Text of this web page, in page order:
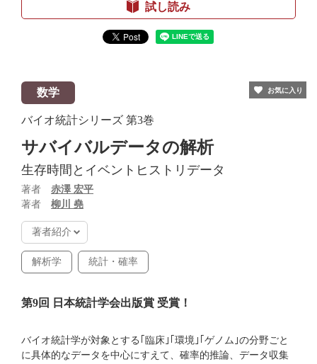
試し読み
数学
バイオ統計シリーズ 第3巻
サバイバルデータの解析
生存時間とイベントヒストリデータ
著者 赤澤 宏平
著者 柳川 堯
著者紹介
解析学 統計・確率
第9回 日本統計学会出版賞 受賞！
バイオ統計学が対象とする｢臨床｣｢環境｣｢ゲノム｣の分野ごと
に具体的なデータを中心にすえて、確率的推論、データ収集
お気に入り